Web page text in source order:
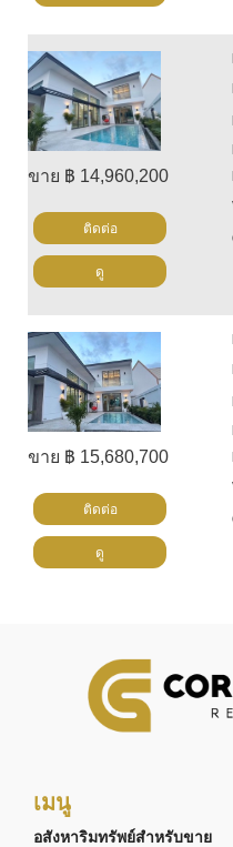
ขาย ฿ 14,960,200
ติดต่อ
ดู
ขาย ฿ 15,680,700
ติดต่อ
ดู
เมนู
อสังหาริมทรัพย์สำหรับขาย